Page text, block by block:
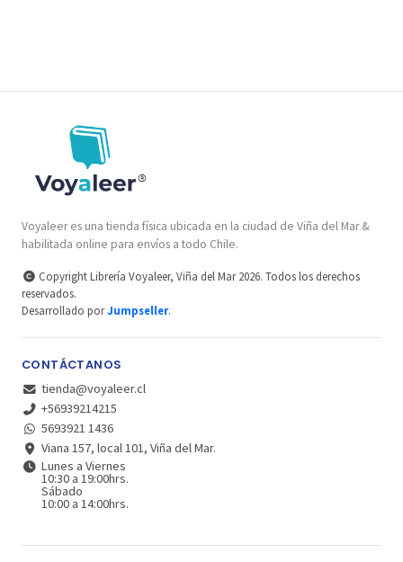
Voyaleer es una tienda física ubicada en la ciudad de Viña del Mar &
habilitada online para envíos a todo Chile.
Copyright Librería Voyaleer, Viña del Mar 2026. Todos los derechos
reservados.
Desarrollado porJumpseller.
CONTÁCTANOS
tienda@voyaleer.cl
+56939214215
5693921 1436
Viana 157, local 101, Viña del Mar.
Lunes a Viernes
10:30 a 19:00hrs.
Sábado
10:00 a 14:00hrs.